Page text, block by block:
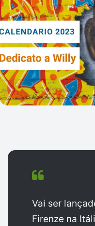
Vai ser
Firenze na